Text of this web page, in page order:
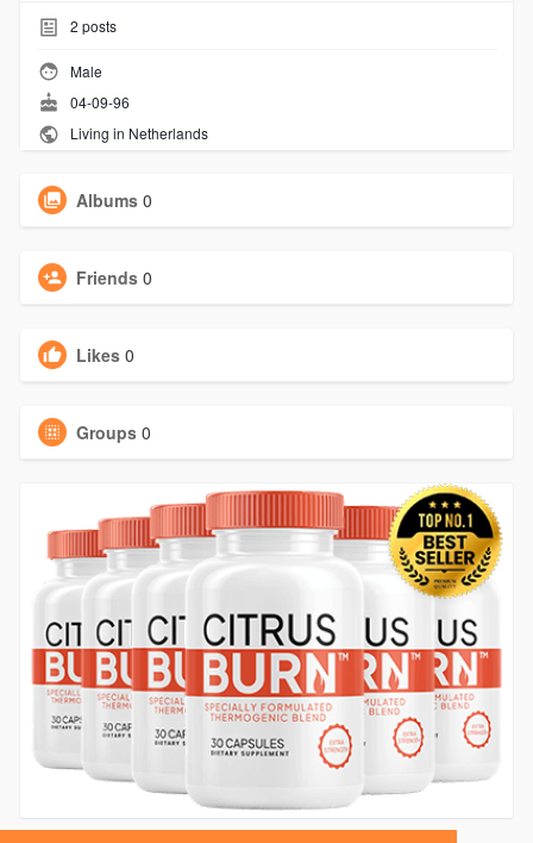
2 posts
Male
04-09-96
Living in Netherlands
Albums 0
Friends 0
Likes 0
Groups 0